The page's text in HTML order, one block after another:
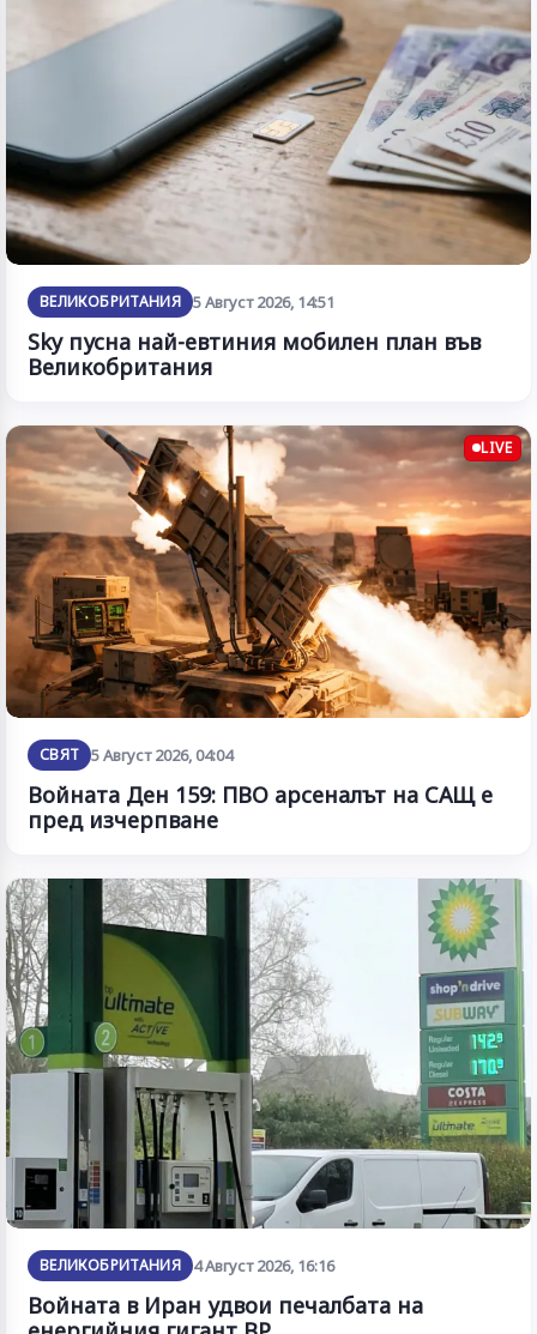
ВЕЛИКОБРИТАНИЯ 5 Август 2026, 14:51
Sky пусна най-евтиния мобилен план във
Великобритания
LIVE
СВЯТ 5 Август 2026, 04:04
Войната Ден 159: ПВО арсеналът на САЩ е
пред изчерпване
ВЕЛИКОБРИТАНИЯ 4 Август 2026, 16:16
Войната в Иран удвои печалбата на